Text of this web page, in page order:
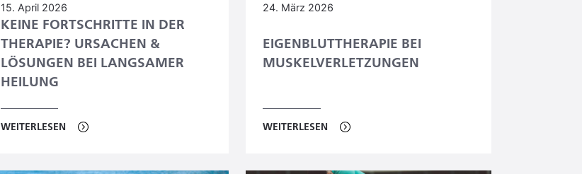
15. April 2026
KEINE FORTSCHRITTE IN DER
THERAPIE? URSACHEN &
LÖSUNGEN BEI LANGSAMER
HEILUNG
WEITERLESEN
24. März 2026
EIGENBLUTTHERAPIE BEI
MUSKELVERLETZUNGEN
WEITERLESEN